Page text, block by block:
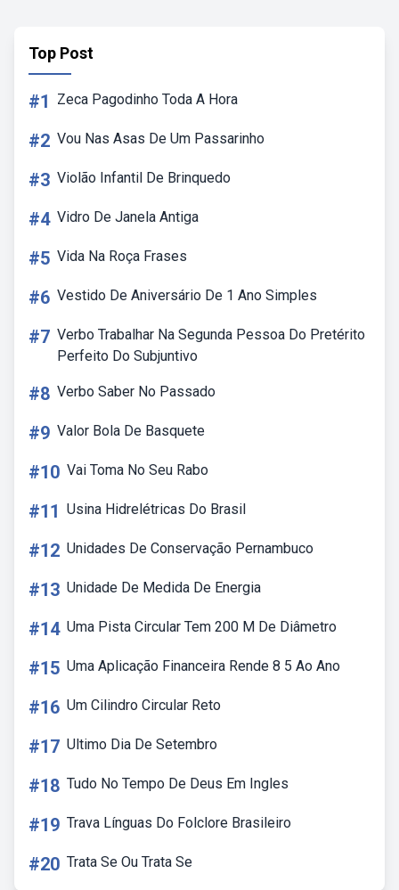
Top Post
#1 Zeca Pagodinho Toda A Hora
#2 Vou Nas Asas De Um Passarinho
#3 Violão Infantil De Brinquedo
#4 Vidro De Janela Antiga
#5 Vida Na Roça Frases
#6 Vestido De Aniversário De 1 Ano Simples
#7 Verbo Trabalhar Na Segunda Pessoa Do Pretérito
Perfeito Do Subjuntivo
#8 Verbo Saber No Passado
#9 Valor Bola De Basquete
#10 Vai Toma No Seu Rabo
#11 Usina Hidrelétricas Do Brasil
#12 Unidades De Conservação Pernambuco
#13 Unidade De Medida De Energia
#14 Uma Pista Circular Tem 200 M De Diâmetro
#15 Uma Aplicação Financeira Rende 8 5 Ao Ano
#16 Um Cilindro Circular Reto
#17 Ultimo Dia De Setembro
#18 Tudo No Tempo De Deus Em Ingles
#19 Trava Línguas Do Folclore Brasileiro
#20 Trata Se Ou Trata Se